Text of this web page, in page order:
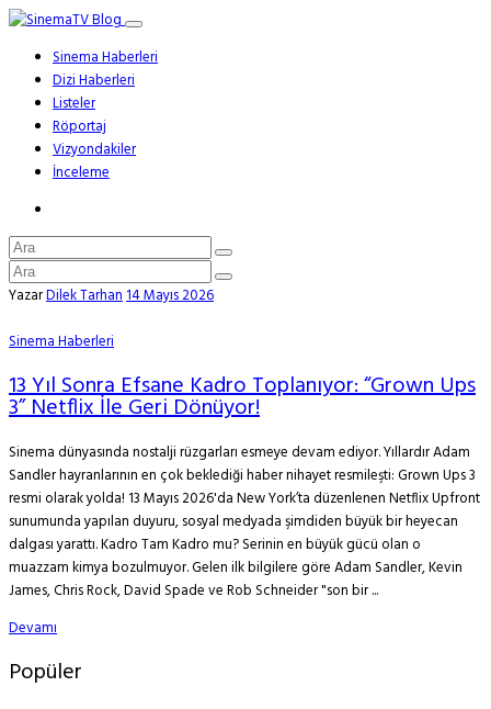
Sinema Haberleri
Dizi Haberleri
Listeler
Röportaj
Vizyondakiler
İnceleme
YazarDilek Tarhan14 Mayıs 2026
Sinema Haberleri
13 Yıl Sonra Efsane Kadro Toplanıyor: “Grown Ups
3” Netflix İle Geri Dönüyor!
Sinema dünyasında nostalji rüzgarları esmeye devam ediyor. Yıllardır Adam
Sandler hayranlarının en çok beklediği haber nihayet resmileşti: Grown Ups 3
resmi olarak yolda! 13 Mayıs 2026'da New York’ta düzenlenen Netflix Upfront
sunumunda yapılan duyuru, sosyal medyada şimdiden büyük bir heyecan
dalgası yarattı. Kadro Tam Kadro mu? Serinin en büyük gücü olan o
muazzam kimya bozulmuyor. Gelen ilk bilgilere göre Adam Sandler, Kevin
James, Chris Rock, David Spade ve Rob Schneider "son bir ...
Devamı
Popüler